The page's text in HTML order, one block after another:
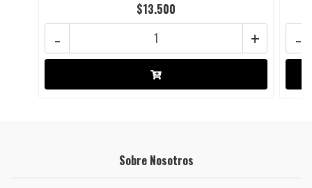
$13.500
+
- -
Sobre Nosotros